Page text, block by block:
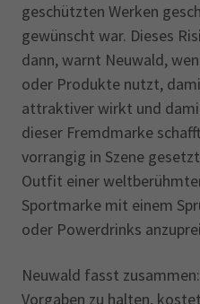
geschützten Werken
gewünscht war. Dieses
dann, warnt Neuwald,
oder Produkte nutzt,
attraktiver wirkt und
dieser Fremdmarke
vorrangig in Szene
Outfit einer
Sportmarke mit einem
oder Powerdrinks
Neuwald fasst
Vorgaben zu halten,